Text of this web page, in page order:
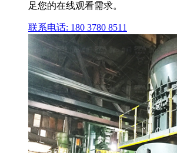
足您的在线观看需求。
联系电话: 180 3780 8511